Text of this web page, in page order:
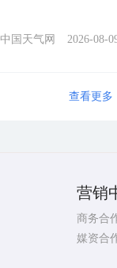
中国天气网 2026-08-
查看更多
营销
商务合
媒资合